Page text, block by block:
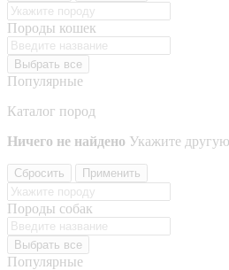
Породы кошек
Выбрать все
Популярные
Каталог пород
Ничего не найдено Укажите
Сбросить Применить
Породы собак
Выбрать все
Популярные